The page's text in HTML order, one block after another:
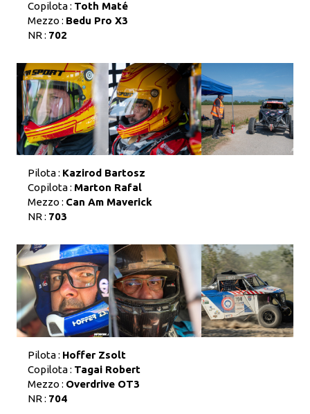
Copilota : Toth Maté
Mezzo : Bedu Pro X3
NR : 702
Pilota : Kazirod Bartosz
Copilota : Marton Rafal
Mezzo : Can Am Maverick
NR : 703
Pilota : Hoffer Zsolt
Copilota : Tagai Robert
Mezzo : Overdrive OT3
NR : 704